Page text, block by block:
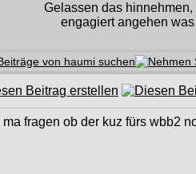
Gelassen das
engagiert angehen
fragen ob der kuz fürs wbb2